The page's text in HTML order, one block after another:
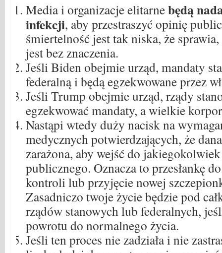
Media i organizacje elitarnebędą
infekcji, aby przestraszyć opinię
śmiertelność jest tak niska, że
jest bez znaczenia.
Jeśli Biden obejmie urząd, mandaty
federalną i będą egzekwowane przez
Jeśli Trump obejmie urząd, rządy
egzekwować mandaty, a wielkie
Nastąpi wtedy duży nacisk na
medycznych potwierdzających, że
zarażona, aby wejść do
publicznego. Oznacza to przesłankę
kontroli lub przyjęcie nowej
Zasadniczo twoje życie będzie pod
rządów stanowych lub federalnych,
powrotu do normalnego życia.
Jeśli ten proces nie zadziała i nie